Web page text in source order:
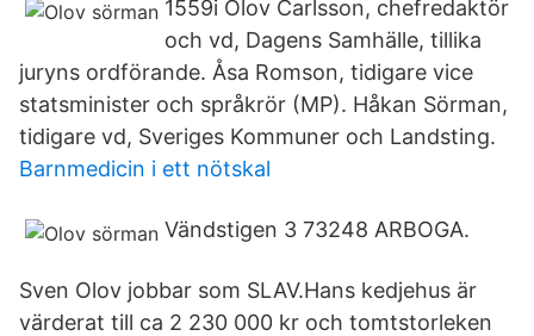
1559i Olov Carlsson, chefredaktör
och vd, Dagens Samhälle, tillika
juryns ordförande. Åsa Romson, tidigare vice
statsminister och språkrör (MP). Håkan Sörman,
tidigare vd, Sveriges Kommuner och Landsting.
Barnmedicin i ett nötskal
Vändstigen 3 73248 ARBOGA.
Sven Olov jobbar som SLAV.Hans kedjehus är
värderat till ca 2 230 000 kr och tomtstorleken